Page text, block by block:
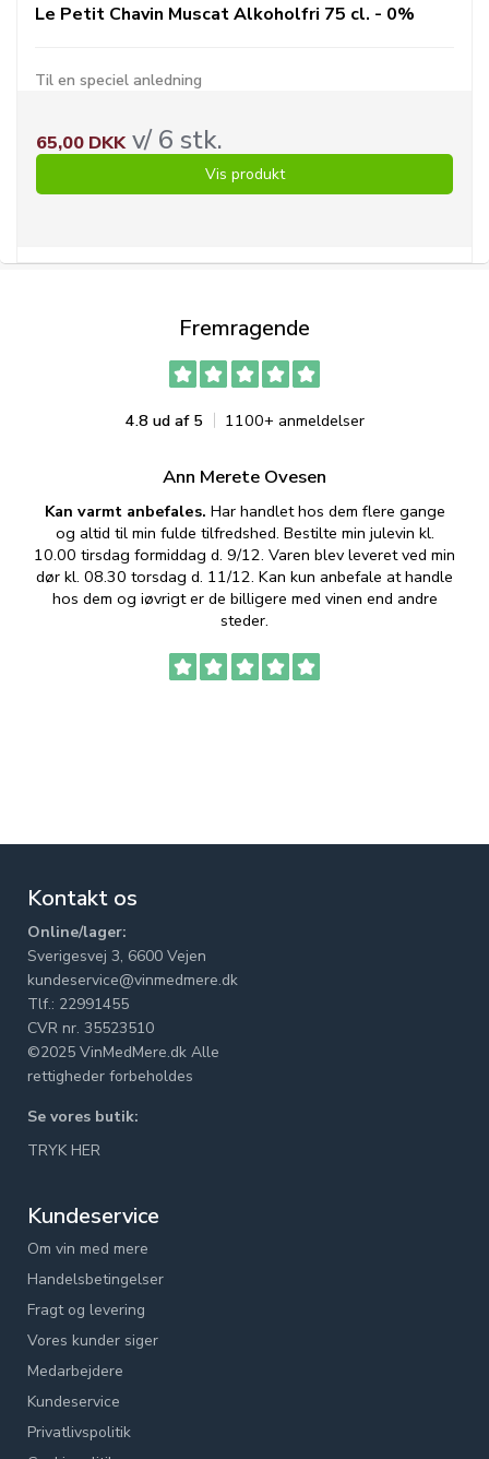
Le Petit Chavin Muscat Alkoholfri 75 cl. - 0%
Til en speciel anledning
65,00 DKKv/ 6 stk.
Vis produkt
Fremragende
4.8 ud af 5 1100+ anmeldelser
Ann Merete Ovesen
Kan varmt anbefales. Har handlet hos dem flere gange
og altid til min fulde tilfredshed. Bestilte min julevin kl.
10.00 tirsdag formiddag d. 9/12. Varen blev leveret ved min
dør kl. 08.30 torsdag d. 11/12. Kan kun anbefale at handle
hos dem og iøvrigt er de billigere med vinen end andre
steder.
Kontakt os
Online/lager:
Sverigesvej 3, 6600 Vejen
kundeservice@vinmedmere.dk
Tlf.: 22991455
CVR nr. 35523510
©2025 VinMedMere.dk Alle
rettigheder forbeholdes
Se vores butik:
TRYK HER
Kundeservice
Om vin med mere
Handelsbetingelser
Fragt og levering
Vores kunder siger
Medarbejdere
Kundeservice
Privatlivspolitik